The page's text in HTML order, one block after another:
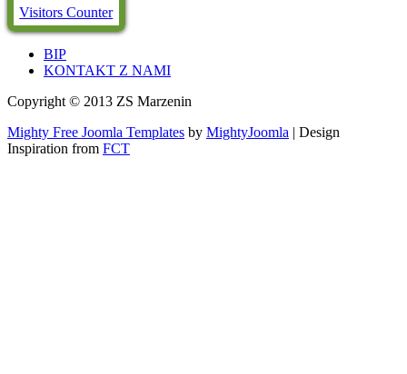
Visitors Counter
BIP
KONTAKT Z NAMI
Copyright © 2013 ZS Marzenin
Mighty Free Joomla Templates by MightyJoomla | Design
Inspiration from FCT